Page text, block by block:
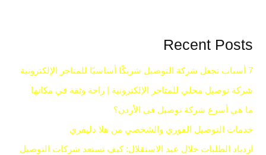
Recent Posts
7 أسباب تجعل شركة التوصيل شريكًا أساسيًا للمتاجر الإلكترونية
شركة توصيل محلي للمتاجر الإلكترونية | راحة وثقة في مكانها
ما هي أسرع شركة توصيل في الأردن؟
خدمات التوصيل الفوري والشخصي من هلا دليفري
ازدياد الطلبات خلال عيد الاستقلال: كيف تستعد شركات التوصيل